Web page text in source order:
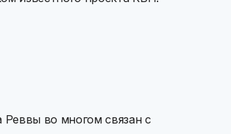
во многом связан с